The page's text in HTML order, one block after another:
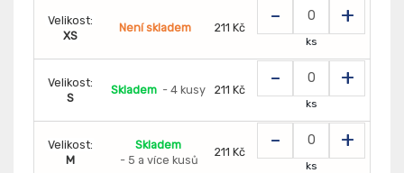
Velikost:
XS
Není skladem 211 Kč - +
ks
Velikost:
S
Skladem - 4 kusy 211 Kč - +
ks
Velikost:
M
Skladem
- 5 a více kusů
211 Kč - +
ks